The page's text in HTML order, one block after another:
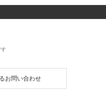
す
お問い合わせ